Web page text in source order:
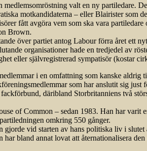
medlemsomröstning valt en ny partiledare.
motkandidaterna – eller Blairister
fått avgöra vem som ska vara
Brown.
över partiet antog Labour förra året ett
organisationer hade en tredjedel av
eller självregistrerad sympatisör (kostar
i en omfattning som kanske
som har anslutit sig just
däribland Storbritanniens två
of Common – sedan 1983. Han har
omkring 550 gånger.
vid starten av hans politiska liv i
bland annat lovat att åternationalisera